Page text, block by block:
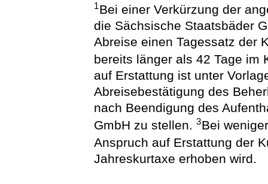
1Bei einer Verkürzung der
die Sächsische Staatsbäder
Abreise einen Tagessatz der
bereits länger als 42 Tage
auf Erstattung ist unter
Abreisebestätigung des
nach Beendigung des
GmbH zu stellen.3Bei
Anspruch auf Erstattung der
Jahreskurtaxe erhoben wird.